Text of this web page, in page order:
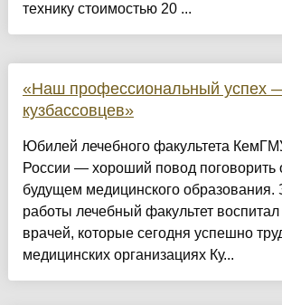
технику стоимостью 20 ...
«Наш профессиональный успех
кузбассовцев»
Юбилей лечебного факультета
России — хороший повод поговорить
будущем медицинского образования.
работы лечебный факультет
врачей, которые сегодня успешно
медицинских организациях Ку...